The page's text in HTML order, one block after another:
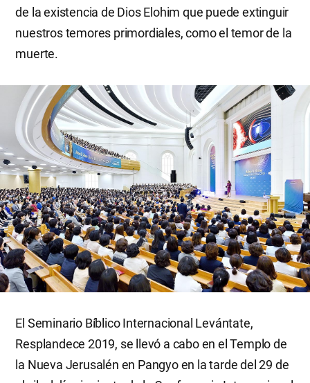
de la existencia de Dios Elohim que puede extinguir
nuestros temores primordiales, como el temor de la
muerte.
El Seminario Bíblico Internacional Levántate,
Resplandece 2019, se llevó a cabo en el Templo de
la Nueva Jerusalén en Pangyo en la tarde del 29 de